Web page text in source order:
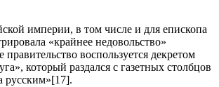
империи, в том числе и для епископа
«крайнее недовольство»
воспользуется декретом
который раздался с газетных столбцов
русским»[17].